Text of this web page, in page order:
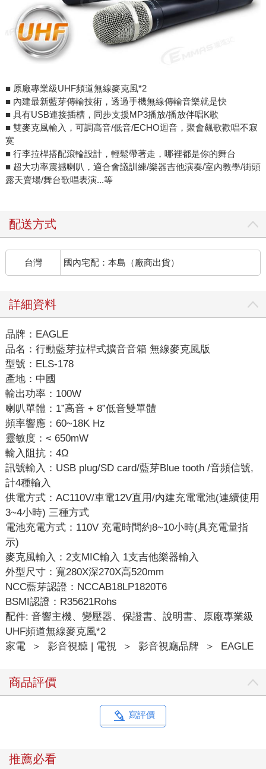
■ 原廠專業級UHF頻道無線麥克風*2
■ 內建最新藍芽傳輸技術，透過手機無線傳輸音樂就是快
■ 具有USB連接插槽，同步支援MP3播放/播放伴唱K歌
■ 雙麥克風輸入，可調高音/低音/ECHO迴音，聚會飆歌歡唱不寂
寞
■ 行李拉桿搭配滾輪設計，輕鬆帶著走，哪裡都是你的舞台
■ 超大功率震撼喇叭，適合會議訓練/樂器吉他演奏/室內教學/街頭
露天賣場/舞台歌唱表演...等
配送方式
台灣 國內宅配：本島（廠商出貨）
詳細資料
品牌：EAGLE
品名：行動藍芽拉桿式擴音音箱 無線麥克風版
型號：ELS-178
產地：中國
輸出功率：100W
喇叭單體：1”高音 + 8”低音雙單體
頻率響應：60~18K Hz
靈敏度：< 650mW
輸入阻抗：4Ω
訊號輸入：USB plug/SD card/藍芽Blue tooth /音頻信號,
計4種輸入
供電方式：AC110V/車電12V直用/內建充電電池(連續使用
3~4小時) 三種方式
電池充電方式：110V 充電時間約8~10小時(具充電量指
示)
麥克風輸入：2支MIC輸入 1支吉他樂器輸入
外型尺寸：寬280X深270X高520mm
NCC藍芽認證：NCCAB18LP1820T6
BSMI認證：R35621Rohs
配件: 音響主機、變壓器、保證書、說明書、原廠專業級
UHF頻道無線麥克風*2
家電
＞ 影音視聽 | 電視 ＞ 影音視廳品牌 ＞ EAGLE
商品評價
寫評價
推薦必看